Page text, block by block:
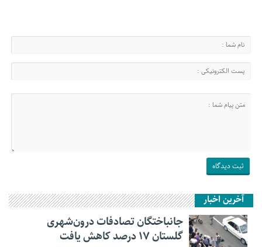
آخرین اخبار
جانباختگان تصادفات درون‌شهری
گلستان ۱۷ درصد کاهش یافت